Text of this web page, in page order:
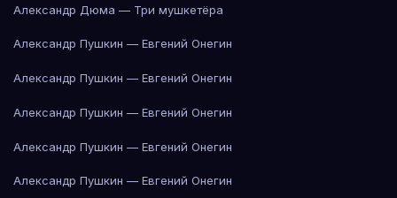
Александр Дюма — Три мушкетёра
Александр Пушкин — Евгений Онегин
Александр Пушкин — Евгений Онегин
Александр Пушкин — Евгений Онегин
Александр Пушкин — Евгений Онегин
Александр Пушкин — Евгений Онегин